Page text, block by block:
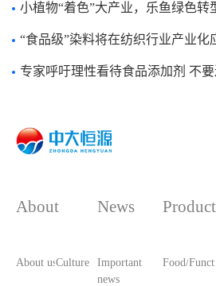
小植物“着色”大产业，乐鱼绿色转
“食品级”染料将在纺织行业产业化应用！中
专家呼吁理性看待食品添加剂 不
About
About usCulture
News
Important
news
Food/Food